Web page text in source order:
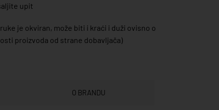
upit
je okviran, može biti i kraći i duži ovisno o
proizvoda od strane dobavljača)
O BRANDU